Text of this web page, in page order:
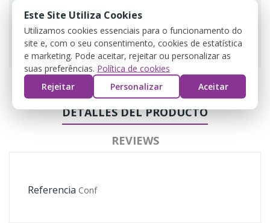
Guarantee safe & secure checkout
DETALLES DEL PRODUCTO
REVIEWS
Referencia Conf
Este Site Utiliza Cookies
Utilizamos cookies essenciais para o funcionamento do
site e, com o seu consentimento, cookies de estatística
e marketing. Pode aceitar, rejeitar ou personalizar as
suas preferências. Política de cookies
Rejeitar
Personalizar Aceitar